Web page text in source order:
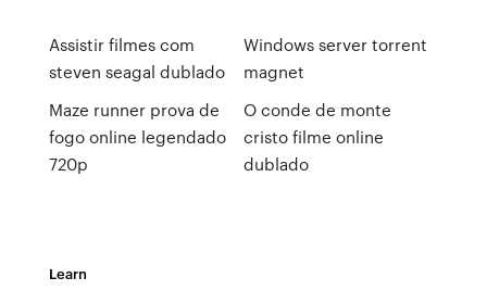
Assistir filmes com
steven seagal dublado
Maze runner prova de
fogo online legendado
720p
Windows server torrent
magnet
O conde de monte
cristo filme online
dublado
Learn